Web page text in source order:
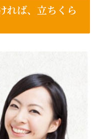
れば、立ちくら